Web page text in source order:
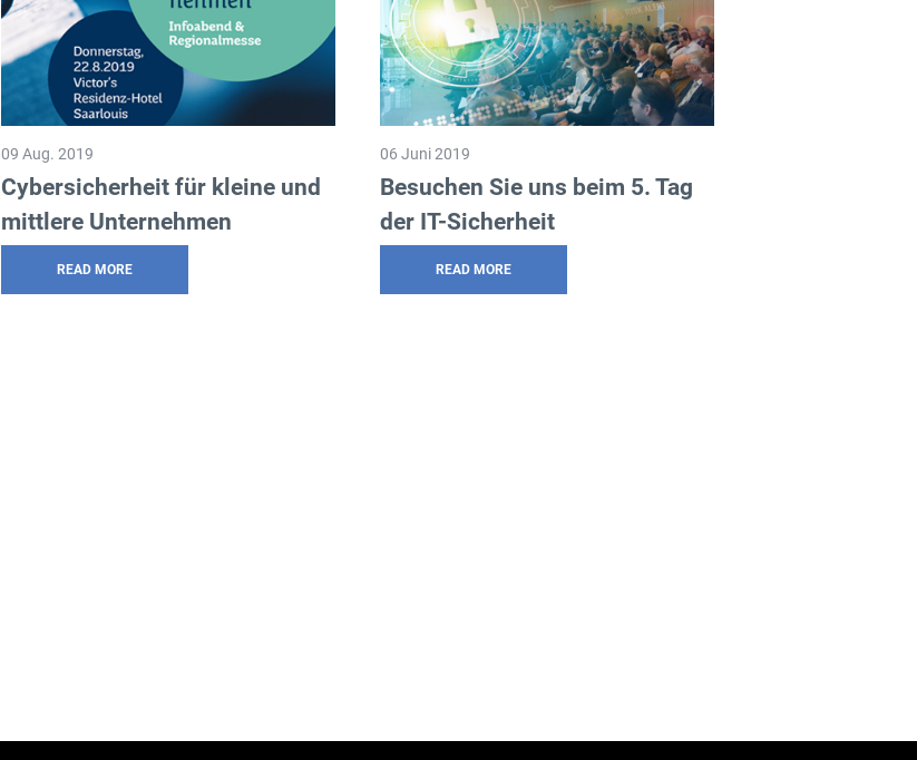
09 Aug. 2019
Cybersicherheit für kleine und
mittlere Unternehmen
READ MORE
06 Juni 2019
Besuchen Sie uns beim 5. Tag
der IT-Sicherheit
READ MORE